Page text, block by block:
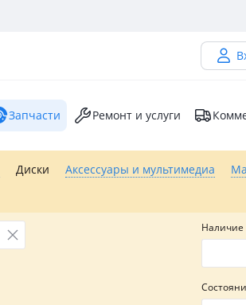
Запчасти Ремонт и услуги
Диски Аксессуары и мультимедиа
Наличие